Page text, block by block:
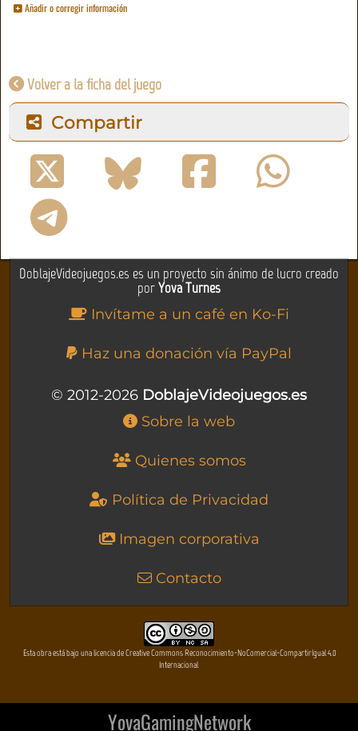
Añadir o corregir información
Volver a la ficha del juego
Compartir
DoblajeVideojuegos.es es un proyecto sin ánimo de lucro creado
porYova Turnes
Invítame a un café en Ko-Fi
Haz una donación vía PayPal
© 2012-2026 DoblajeVideojuegos.es
Sobre la web
Quienes somos
Política de Privacidad
Imagen corporativa
Contacto
Esta obra está bajo una licencia de Creative Commons Reconocimiento-NoComercial-CompartirIgual 4.0
Internacional
YovaGamingNetwork